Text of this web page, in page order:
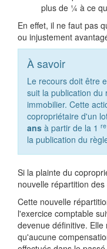
plus de ¼ à ce
En effet, il ne faut pas
ou injustement
À savoir
Le recours doit être
suit la publication du
immobilier. Cette
copropriétaire d'un
ans à partir de la 1 re
la publication du
Si la plainte du
nouvelle répartition
Cette nouvelle
l'exercice comptable
devenue définitive. Elle
qu'aucune